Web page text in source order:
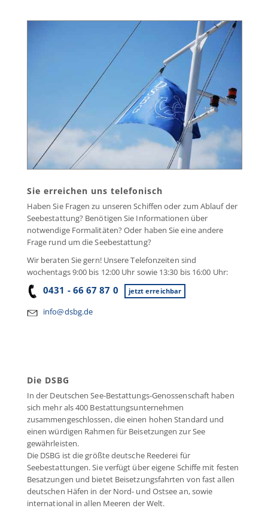
Sie erreichen uns telefonisch
Haben Sie Fragen zu unseren Schiffen oder zum Ablauf der
Seebestattung? Benötigen Sie Informationen über
notwendige Formalitäten? Oder haben Sie eine andere
Frage rund um die Seebestattung?
Wir beraten Sie gern! Unsere Telefonzeiten sind
wochentags 9:00 bis 12:00 Uhr sowie 13:30 bis 16:00 Uhr:
0431 - 66 67 87 0 jetzt erreichbar
info@dsbg.de
Die DSBG
In der Deutschen See-Bestattungs-Genossenschaft haben
sich mehr als 400 Bestattungsunternehmen
zusammengeschlossen, die einen hohen Standard und
einen würdigen Rahmen für Beisetzungen zur See
gewährleisten.
Die DSBG ist die größte deutsche Reederei für
Seebestattungen. Sie verfügt über eigene Schiffe mit festen
Besatzungen und bietet Beisetzungsfahrten von fast allen
deutschen Häfen in der Nord- und Ostsee an, sowie
international in allen Meeren der Welt.